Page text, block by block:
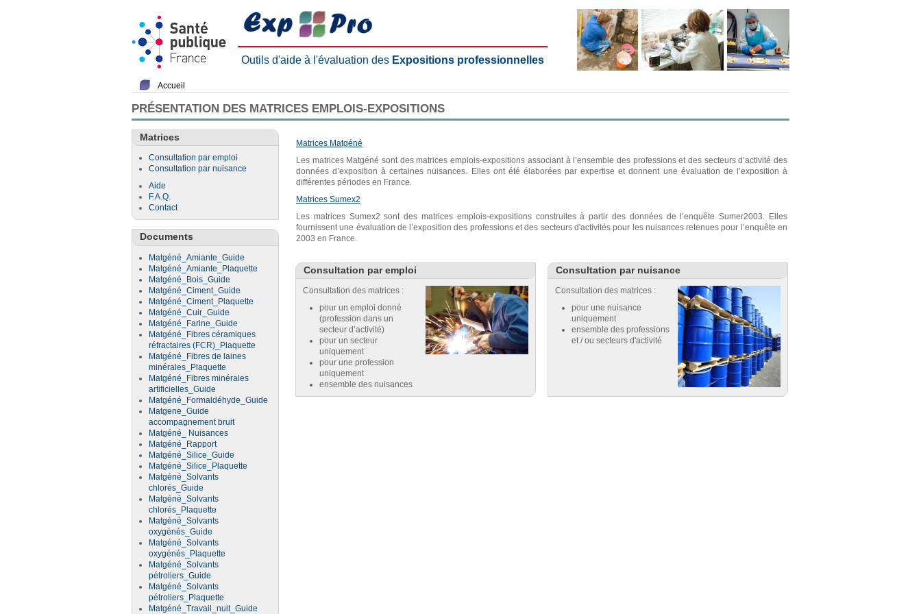
Outils d'aide à l'évaluation des Expositions professionnelles
Accueil
PRÉSENTATION DES MATRICES EMPLOIS-EXPOSITIONS
Matrices
Consultation par emploi
Consultation par nuisance
Aide
F.A.Q.
Contact
Documents
Matgéné_Amiante_Guide
Matgéné_Amiante_Plaquette
Matgéné_Bois_Guide
Matgéné_Ciment_Guide
Matgéné_Ciment_Plaquette
Matgéné_Cuir_Guide
Matgéné_Farine_Guide
Matgéné_Fibres céramiques
réfractaires (FCR)_Plaquette
Matgéné_Fibres de laines
minérales_Plaquette
Matgéné_Fibres minérales
artificielles_Guide
Matgéné_Formaldéhyde_Guide
Matgene_Guide
accompagnement bruit
Matgéné_ Nuisances
Matgéné_Rapport
Matgéné_Silice_Guide
Matgéné_Silice_Plaquette
Matgéné_Solvants
chlorés_Guide
Matgéné_Solvants
chlorés_Plaquette
Matgéné_Solvants
oxygénés_Guide
Matgéné_Solvants
oxygénés_Plaquette
Matgéné_Solvants
pétroliers_Guide
Matgéné_Solvants
pétroliers_Plaquette
Matgéné_Travail_nuit_Guide
Matrices Matgéné
Les matrices Matgéné sont des matrices emplois-expositions associant à l’ensemble des professions et des secteurs d’activité des
données d’exposition à certaines nuisances. Elles ont été élaborées par expertise et donnent une évaluation de l’exposition à
différentes périodes en France.
Matrices Sumex2
Les matrices Sumex2 sont des matrices emplois-expositions construites à partir des données de l’enquête Sumer2003. Elles
fournissent une évaluation de l’exposition des professions et des secteurs d'activités pour les nuisances retenues pour l’enquête en
2003 en France.
Consultation par emploi
Consultation des matrices :
pour un emploi donné
(profession dans un
secteur d’activité)
pour un secteur
uniquement
pour une profession
uniquement
ensemble des nuisances
Consultation par nuisance
Consultation des matrices :
pour une nuisance
uniquement
ensemble des professions
et / ou secteurs d'activité